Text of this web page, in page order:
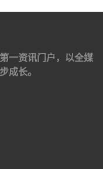
一资讯门户，以全媒
成长。